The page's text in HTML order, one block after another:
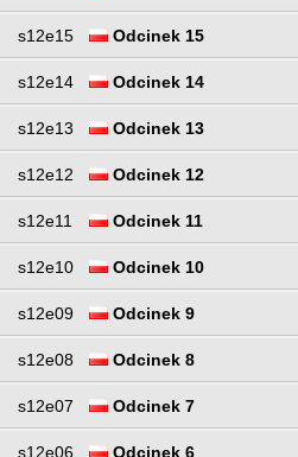
s12e15 Odcinek 15
s12e14 Odcinek 14
s12e13 Odcinek 13
s12e12 Odcinek 12
s12e11 Odcinek 11
s12e10 Odcinek 10
s12e09 Odcinek 9
s12e08 Odcinek 8
s12e07 Odcinek 7
s12e06 Odcinek 6